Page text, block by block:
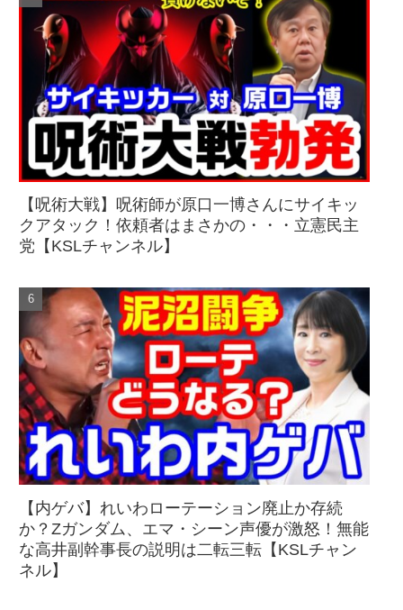
【呪術大戦】呪術師が原口一博さんにサイキッ
クアタック！依頼者はまさかの・・・立憲民主
党【KSLチャンネル】
【内ゲバ】れいわローテーション廃止か存続
か？Zガンダム、エマ・シーン声優が激怒！無能
な高井副幹事長の説明は二転三転【KSLチャン
ネル】